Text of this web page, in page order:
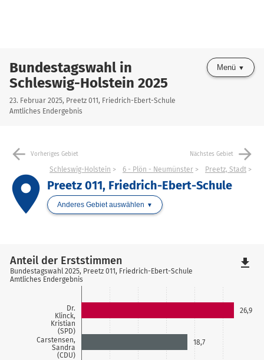
Bundestagswahl in
Schleswig-Holstein 2025
23. Februar 2025, Preetz 011, Friedrich-Ebert-Schule
Amtliches Endergebnis
Menü
arrow_back Vorheriges Gebiet Nächstes Gebiet arrow_forward
place
Schleswig-Holstein 6 - Plön - Neumünster Preetz, Stadt
Preetz 011, Friedrich-Ebert-Schule
Anderes Gebiet auswählen
Dr.
Klinck,
Kristian
(SPD)
Carstensen,
Sandra
(CDU)
26,9
18,7
Anteil der Erststimmen
Bundestagswahl 2025, Preetz 011, Friedrich-Ebert-Schule
Amtliches Endergebnis
file_download